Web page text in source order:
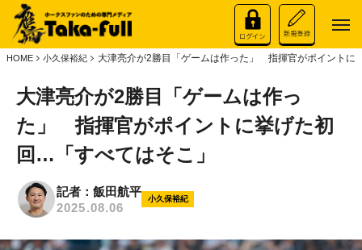
HOME 小久保裕紀 大津亮介が2勝目「ゲームは作った」 指揮官がポイントに
大津亮介が2勝目「ゲームは作っ
た」 指揮官がポイントに挙げた初
回…「すべてはそこ」
記者：飯田航平
2025.08.06
小久保裕紀